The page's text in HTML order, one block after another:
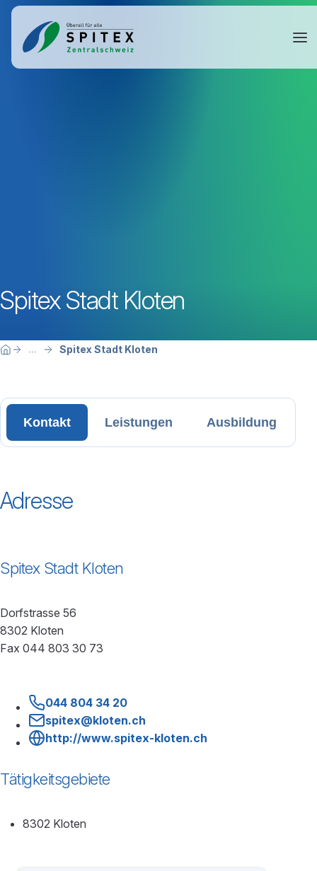
Spitex Stadt Kloten
Breadcrumbnavigation
Sie befinden sich hier:
Home ... Spitex Stadt Kloten
Kontakt Leistungen Ausbildung
Adresse
Spitex Stadt Kloten
Dorfstrasse 56
8302 Kloten
Fax 044 803 30 73
044 804 34 20
spitex@kloten.ch
http://www.spitex-kloten.ch
Tätigkeitsgebiete
8302 Kloten